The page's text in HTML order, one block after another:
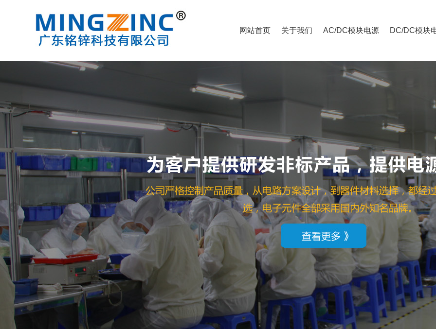
网站首页 关于我们 AC/DC模块电源 DC/DC模块